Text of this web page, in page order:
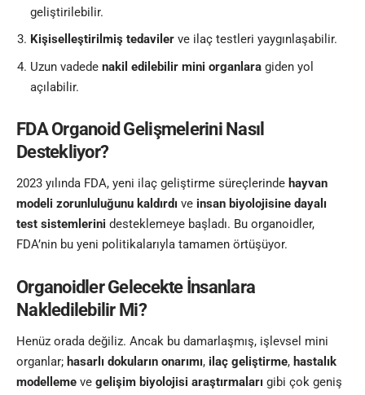
geliştirilebilir.
Kişiselleştirilmiş tedaviler ve ilaç testleri yaygınlaşabilir.
Uzun vadede nakil edilebilir mini organlara giden yol
açılabilir.
FDA Organoid Gelişmelerini Nasıl
Destekliyor?
2023 yılında FDA, yeni ilaç geliştirme süreçlerinde hayvan
modeli zorunluluğunu kaldırdı ve insan biyolojisine dayalı
test sistemlerini desteklemeye başladı. Bu organoidler,
FDA’nin bu yeni politikalarıyla tamamen örtüşüyor.
Organoidler Gelecekte İnsanlara
Nakledilebilir Mi?
Henüz orada değiliz. Ancak bu damarlaşmış, işlevsel mini
organlar; hasarlı dokuların onarımı, ilaç geliştirme, hastalık
modelleme ve gelişim biyolojisi araştırmaları gibi çok geniş